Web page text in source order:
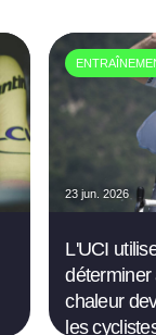
23 jun. 2026
L'UCI
chaleur
les